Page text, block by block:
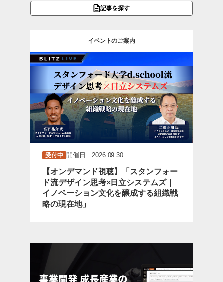
記事を探す
イベントのご案内
受付中 開催日 : 2026.09.30
【オンデマンド視聴】「スタンフォー
ド流デザイン思考×日立システムズ｜
イノベーション文化を醸成する組織戦
略の現在地」